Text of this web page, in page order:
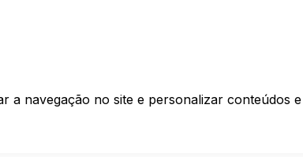
a navegação no site e personalizar conteúdos